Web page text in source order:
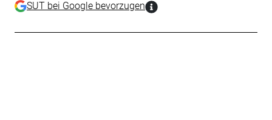
SUT bei Google bevorzugen